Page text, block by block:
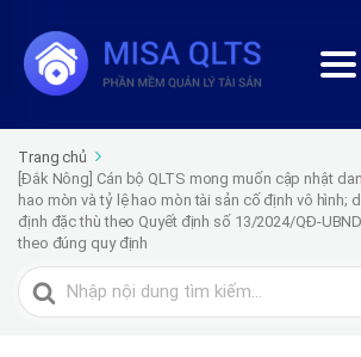
Trang chủ
[Đắk Nông] Cán bộ QLTS mong muốn cập nhật
hao mòn và tỷ lệ hao mòn tài sản cố định vô hình;
định đặc thù theo Quyết định số 13/2024/QĐ-
theo đúng quy định
Tìm
kiếm